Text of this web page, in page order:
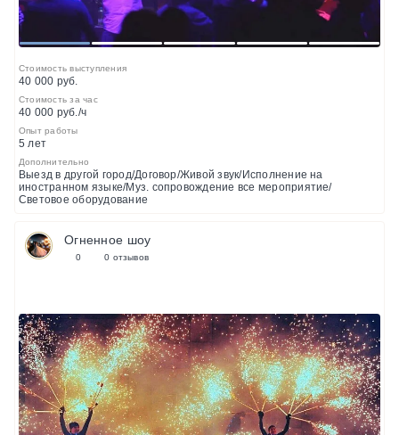
1 2 3 4 5
Стоимость выступления
40 000 руб.
Стоимость за час
40 000 руб./ч
Опыт работы
5 лет
Дополнительно
Выезд в другой город/Договор/Живой звук/Исполнение на
иностранном языке/Муз. сопровождение все мероприятие/
Световое оборудование
Огненное шоу
0 0 отзывов